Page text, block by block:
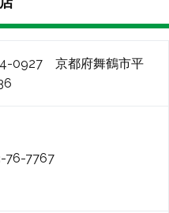
0927 京都府舞鶴市平
76-7767